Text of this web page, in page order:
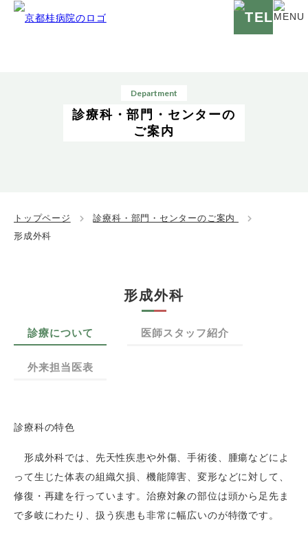
Department
診療科・部門・センターの
ご案内
トップページ
診療科・部門・センターのご案内
形成外科
形成外科
診療について 医師スタッフ紹介
外来担当医表
診療科の特色
形成外科では、先天性疾患や外傷、手術後、腫瘍などによ
って生じた体表の組織欠損、機能障害、変形などに対して、
修復・再建を行っています。治療対象の部位は頭から足先ま
で多岐にわたり、扱う疾患も非常に幅広いのが特徴です。